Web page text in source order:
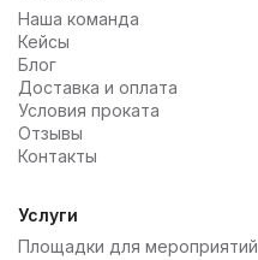
Наша команда
Кейсы
Блог
Доставка и оплата
Условия проката
Отзывы
Контакты
Услуги
Площадки для мероприятий